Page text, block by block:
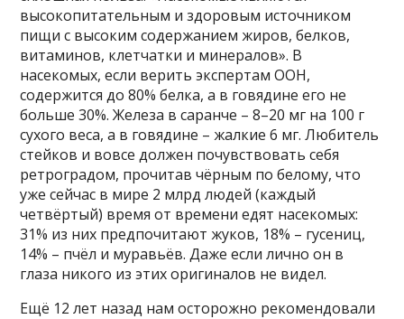
высокопитательным и здоровым источником
пищи с высоким содержанием жиров, белков,
витаминов, клетчатки и минералов». В
насекомых, если верить экспертам ООН,
содержится до 80% белка, а в говядине его не
больше 30%. Железа в саранче – 8–20 мг на 100 г
сухого веса, а в говядине – жалкие 6 мг. Любитель
стейков и вовсе должен почувствовать себя
ретроградом, прочитав чёрным по белому, что
уже сейчас в мире 2 млрд людей (каждый
четвёртый) время от времени едят насекомых:
31% из них предпочитают жуков, 18% – гусениц,
14% – пчёл и муравьёв. Даже если лично он в
глаза никого из этих оригиналов не видел.
Ещё 12 лет назад нам осторожно рекомендовали